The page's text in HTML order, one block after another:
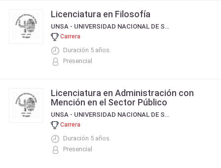
Licenciatura en Filosofía
UNSA - UNIVERSIDAD NACIONAL DE SALTA
Carrera
Duración 5 años.
Presencial
Licenciatura en Administración con
Mención en el Sector Público
UNSA - UNIVERSIDAD NACIONAL DE SALTA
Carrera
Duración 5 años.
Presencial